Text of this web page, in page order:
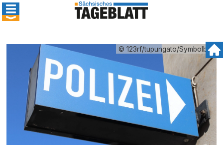
© 123rf/tupungato/Symbolbild